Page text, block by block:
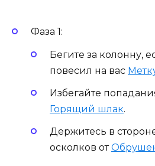
Фаза 1:
Бегите за колонну,
повесил на вас
Избегайте
Горящий шлак.
Держитесь в
осколков от